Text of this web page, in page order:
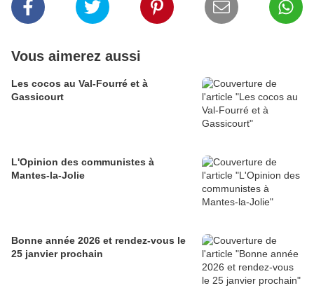
Vous aimerez aussi
Les cocos au Val-Fourré et à
Gassicourt
L'Opinion des communistes à
Mantes-la-Jolie
Bonne année 2026 et rendez-vous le
25 janvier prochain